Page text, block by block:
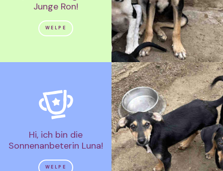
Junge Ron!
WELPE
Hi, ich bin die
Sonnenanbeterin Luna!
WELPE